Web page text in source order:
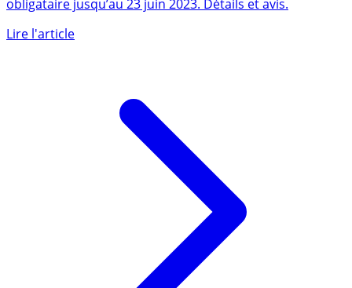
LCL propose à ses clients une unité de compte
obligataire jusqu’au 23 juin 2023. Détails et avis.